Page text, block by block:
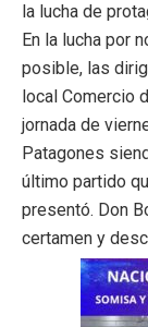
la lucha de
En la lucha por
posible, las
local Comercio
jornada de
Patagones
último partido
presentó. Don
certamen y